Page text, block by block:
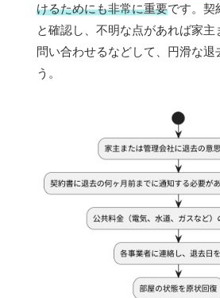
けるためにも非常に重要です。契
と確認し、不明な点があれば家主
問い合わせるなどして、円滑な退
う。